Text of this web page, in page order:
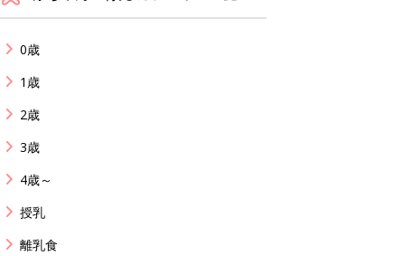
0歳
1歳
2歳
3歳
4歳～
授乳
離乳食